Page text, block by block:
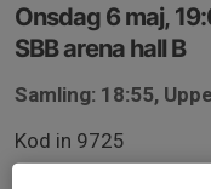
Onsdag 6 maj,
SBB arena hall B
Samling: 18:55,
Kod in 9725